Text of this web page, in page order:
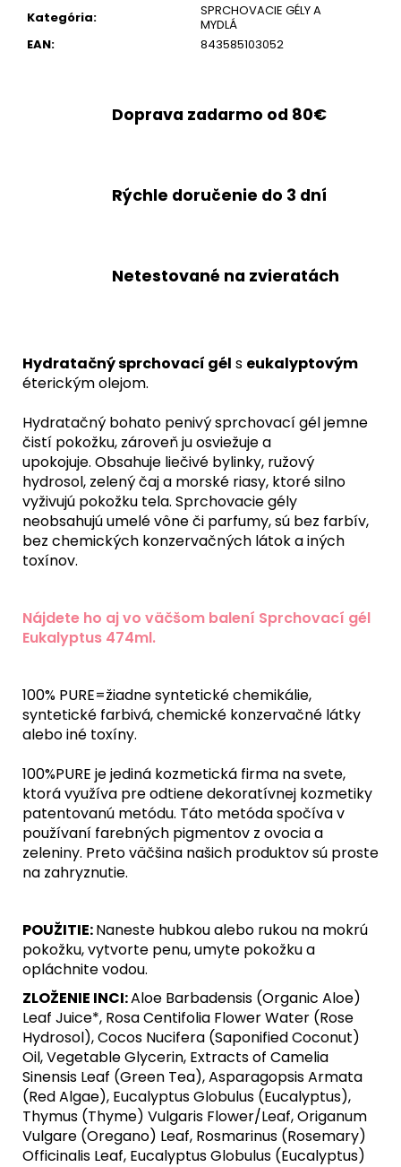
Kategória:
SPRCHOVACIE GÉLY A
MYDLÁ
EAN: 843585103052
Doprava zadarmo od 80€
Rýchle doručenie do 3 dní
Netestované na zvieratách
Hydratačný sprchovací gél s eukalyptovým
éterickým olejom.
Hydratačný bohato penivý sprchovací gél jemne
čistí pokožku, zároveň ju osviežuje a
upokojuje. Obsahuje liečivé bylinky, ružový
hydrosol, zelený čaj a morské riasy, ktoré silno
vyživujú pokožku tela. Sprchovacie gély
neobsahujú umelé vône či parfumy, sú bez farbív,
bez chemických konzervačných látok a iných
toxínov.
Nájdete ho aj vo väčšom balení Sprchovací gél
Eukalyptus 474ml.
100% PURE=žiadne syntetické chemikálie,
syntetické farbivá, chemické konzervačné látky
alebo iné toxíny.
100%PURE je jediná kozmetická firma na svete,
ktorá využíva pre odtiene dekoratívnej kozmetiky
patentovanú metódu. Táto metóda spočíva v
používaní farebných pigmentov z ovocia a
zeleniny. Preto väčšina našich produktov sú proste
na zahryznutie.
POUŽITIE:Naneste hubkou alebo rukou na mokrú
pokožku, vytvorte penu, umyte pokožku a
opláchnite vodou.
ZLOŽENIE INCI:Aloe Barbadensis (Organic Aloe)
Leaf Juice*, Rosa Centifolia Flower Water (Rose
Hydrosol), Cocos Nucifera (Saponified Coconut)
Oil, Vegetable Glycerin, Extracts of Camelia
Sinensis Leaf (Green Tea), Asparagopsis Armata
(Red Algae), Eucalyptus Globulus (Eucalyptus),
Thymus (Thyme) Vulgaris Flower/Leaf, Origanum
Vulgare (Oregano) Leaf, Rosmarinus (Rosemary)
Officinalis Leaf, Eucalyptus Globulus (Eucalyptus)